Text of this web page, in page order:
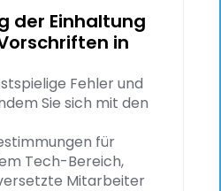
der Einhaltung
in
Fehler und
Sie sich mit den
für
Tech-Bereich,
Mitarbeiter